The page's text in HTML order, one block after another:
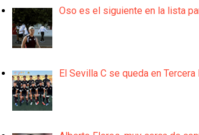
Oso es el siguiente en la lista
El Sevilla C se queda en Tercera